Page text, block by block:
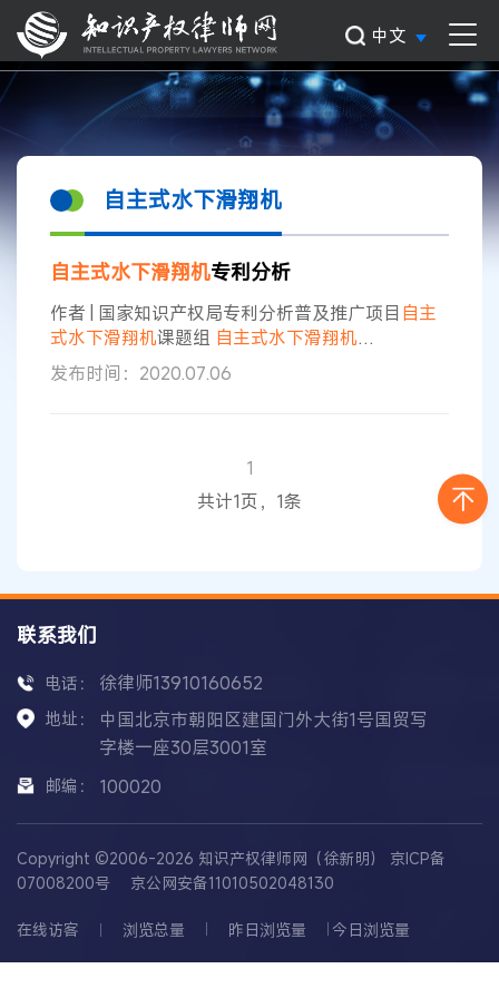
中文
自主式水下滑翔机
自主式水下滑翔机专利分析
作者 | 国家知识产权局专利分析普及推广项目自主
式水下滑翔机课题组 自主式水下滑翔机
（Autonomous Underwater Glider，下称AUG）
是一种控制自身浮力的变化在海中上浮或者下潜的
动的特性，能够极大地节约能源消耗，持续观测时
间一般长达几个月，续航能力可达上千公里，在海
搜索
发布时间：2020.07.06
1
共计1页，1条
联系我们
电话： 徐律师13910160652
地址：
中国北京市朝阳区建国门外大街1号国贸写
字楼一座30层3001室
邮编： 100020
Copyright ©2006-2026 知识产权律师网（徐新明） 京ICP备
07008200号
京公网安备11010502048130
在线访客 浏览总量 昨日浏览量 今日浏览量